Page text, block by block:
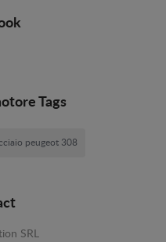
Tags
peugeot 308
SRL